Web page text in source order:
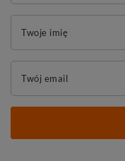
Twoje imię
Twój email